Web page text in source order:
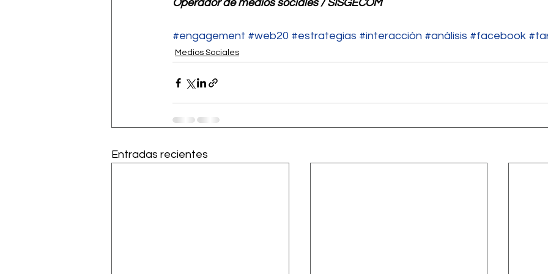
Operador de medios sociales / SISGECOM
#engagement #web20 #estrategias #interacción #análisis #facebook
Medios Sociales
Entradas recientes